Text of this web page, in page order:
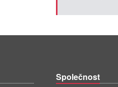
Společnost